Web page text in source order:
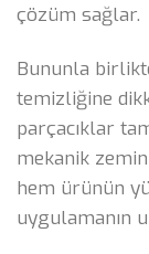
çözüm sağlar.
Bununla
temizliğine
parçacıklar
mekanik zemin
hem ürünün
uygulamanın